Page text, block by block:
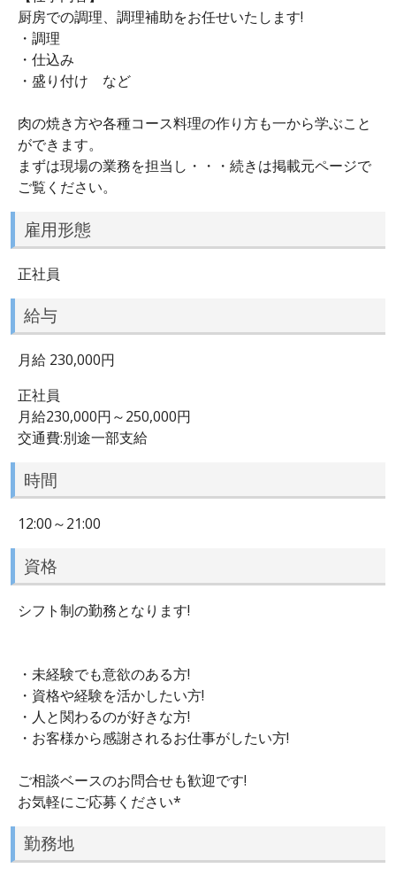
厨房での調理、調理補助をお任せいたします!
・調理
・仕込み
・盛り付け など
肉の焼き方や各種コース料理の作り方も一から学ぶこと
ができます。
まずは現場の業務を担当し・・・続きは掲載元ページで
ご覧ください。
雇用形態
正社員
給与
月給 230,000円
正社員
月給230,000円～250,000円
交通費:別途一部支給
時間
12:00～21:00
資格
シフト制の勤務となります!
・未経験でも意欲のある方!
・資格や経験を活かしたい方!
・人と関わるのが好きな方!
・お客様から感謝されるお仕事がしたい方!
ご相談ベースのお問合せも歓迎です!
お気軽にご応募ください*
勤務地